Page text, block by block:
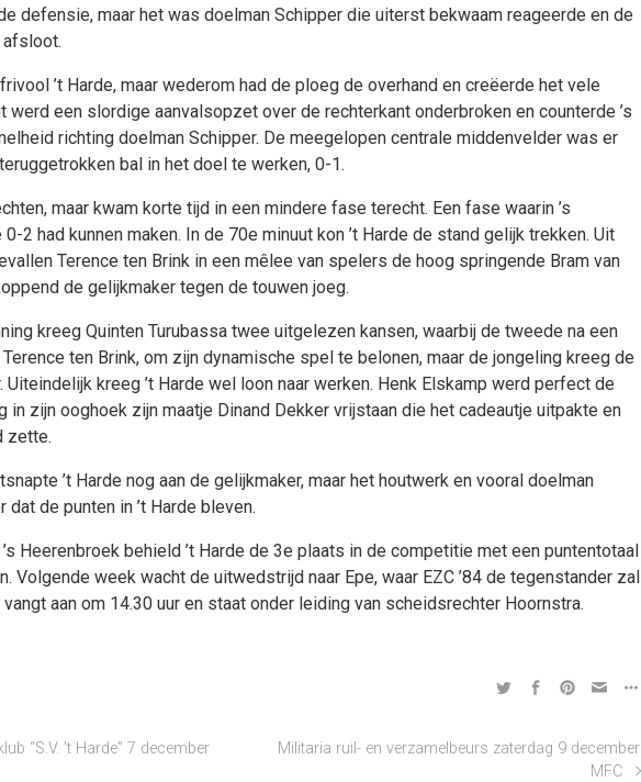
defensie, maar het was doelman Schipper die uiterst bekwaam reageerde en de
’t Harde, maar wederom had de ploeg de overhand en creëerde het vele
werd een slordige aanvalsopzet over de rechterkant onderbroken en counterde ’s
richting doelman Schipper. De meegelopen centrale middenvelder was er
bal in het doel te werken, 0-1.
maar kwam korte tijd in een mindere fase terecht. Een fase waarin ’s
2 had kunnen maken. In de 70e minuut kon ’t Harde de stand gelijk trekken. Uit
Terence ten Brink in een mêlee van spelers de hoog springende Bram van
de gelijkmaker tegen de touwen joeg.
kreeg Quinten Turubassa twee uitgelezen kansen, waarbij de tweede na een
ten Brink, om zijn dynamische spel te belonen, maar de jongeling kreeg de
kreeg ’t Harde wel loon naar werken. Henk Elskamp werd perfect de
in zijn ooghoek zijn maatje Dinand Dekker vrijstaan die het cadeautje uitpakte en
zette.
’t Harde nog aan de gelijkmaker, maar het houtwerk en vooral doelman
de punten in ’t Harde bleven.
Heerenbroek behield ’t Harde de 3e plaats in de competitie met een puntentotaal
Volgende week wacht de uitwedstrijd naar Epe, waar EZC ’84 de tegenstander zal
aan om 14.30 uur en staat onder leiding van scheidsrechter Hoornstra.
“S.V. ’t Harde” 7 december
Militaria ruil- en verzamelbeurs zaterdag 9 december
MFC